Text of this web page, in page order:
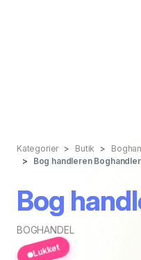
Kategorier Butik
Bog handleren
Bog
BOGHANDEL
Lukket